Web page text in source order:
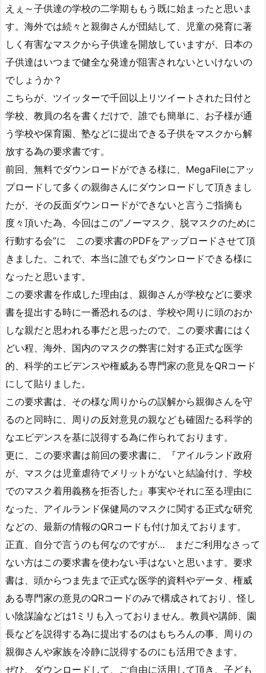
えぇ～子供達の学校の二学期ももう既に始まったと思いま
す。海外では続々と親御さんが団結して、児童の発育に著
しく有害なマスクから子供達を開放していますが、日本の
子供達はいつまで健全な発達が阻害されないといけないの
でしょうか？
こちらが、ツイッターで千回以上リツイートされた日付と
学校、教員の名を書くだけで、誰でも簡単に、お子様が通
う学校や保育園、塾などに提出できる子供をマスクから解
放する為の要求書です。
前回、無料でダウンロードができる様に、MegaFileにアッ
プロードして多くの親御さんにダウンロードして頂きまし
たが、その反面ダウンロードができないと言うご指摘も
度々頂いた為、今回はこの“ノーマスク、脱マスクのために
行動する会”に この要求書のPDFをアップロードさせて頂
きました。これで、本当に誰でもダウンロードできる様に
なったと思います。
この要求書を作成した理由は、親御さんが学校などに要求
書を提出する時に一番恐れるのは、学校や周りに頭のおか
しな親だと思われる事だと思ったので、この要求書にはく
どい程、海外、国内のマスクの弊害に対する正式な医学
的、科学的エビデンスや権威ある専門家の意見をQRコード
にして貼りました。
この要求書は、その様な周りからの誤解から親御さんを守
るのと同時に、周りの反対意見の親なども確固たる科学的
なエビデンスを基に説得する為に作られております。
更に、この要求書は前回の要求書に、『アイルランド政府
が、マスクは児童虐待でメリットがないと結論付け、学校
でのマスク着用義務を拒否した』事実やそれに至る理由に
なった、アイルランド保健局のマスクに関する正式な研究
などの、最新の情報のQRコードも付け加えております。
正直、自分で言うのも何なのですが… まだご利用なさって
ない方はこの要求書を使わない手はないと思います。要求
書は、頭からつま先まで正式な医学的資料やデータ、権威
ある専門家の意見のQRコードのみで構成されており、怪し
い陰謀論などは1ミリも入っておりません。教員や講師、園
長などを説得する為に提出するのはもちろんの事、周りの
親御さんや家族を冷静に説得するのにも活用できます。
ぜひ、ダウンロードして、ご自由に活用して頂き、子ども